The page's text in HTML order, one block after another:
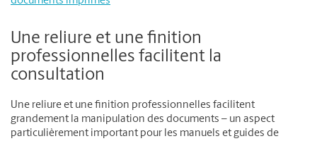
Une reliure et une finition
professionnelles facilitent la
consultation
Une reliure et une finition professionnelles facilitent
grandement la manipulation des documents – un aspect
particulièrement important pour les manuels et guides de